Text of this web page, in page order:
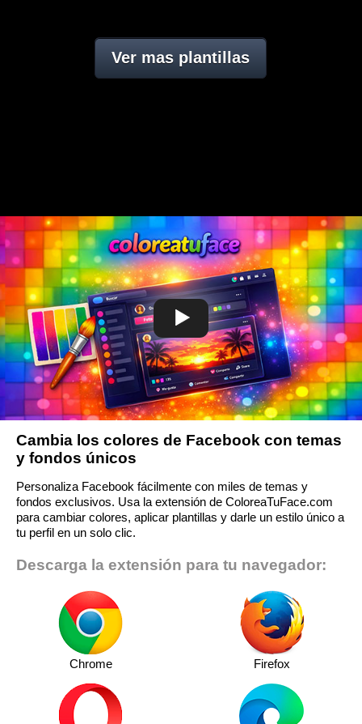
Ver mas plantillas
Cambia los colores de Facebook con temas
y fondos únicos
Personaliza Facebook fácilmente con miles de temas y
fondos exclusivos. Usa la extensión de ColoreaTuFace.com
para cambiar colores, aplicar plantillas y darle un estilo único a
tu perfil en un solo clic.
Descarga la extensión para tu navegador:
Chrome Firefox